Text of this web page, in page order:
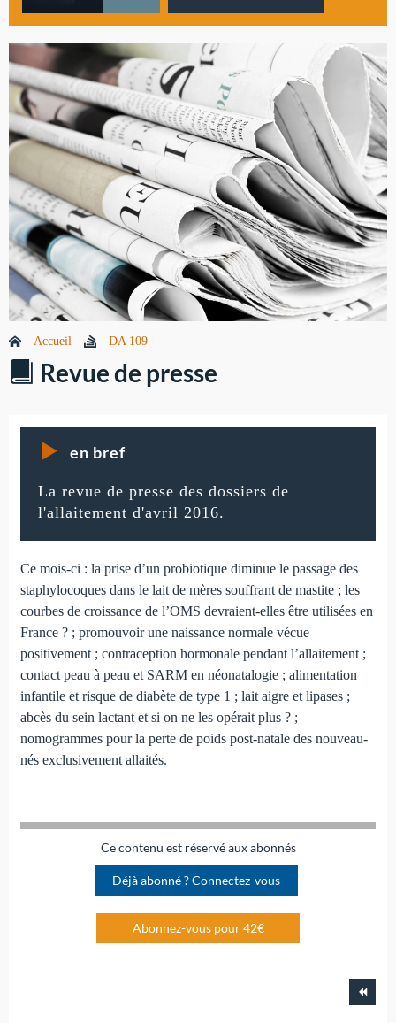
Accueil DA 109
Revue de presse
en bref
La revue de presse des dossiers de
l'allaitement d'avril 2016.
Ce mois-ci : la prise d’un probiotique diminue le passage des
staphylocoques dans le lait de mères souffrant de mastite ; les
courbes de croissance de l’OMS devraient-elles être utilisées en
France ? ; promouvoir une naissance normale vécue
positivement ; contraception hormonale pendant l’allaitement ;
contact peau à peau et SARM en néonatalogie ; alimentation
infantile et risque de diabète de type 1 ; lait aigre et lipases ;
abcès du sein lactant et si on ne les opérait plus ? ;
nomogrammes pour la perte de poids post-natale des nouveau-
nés exclusivement allaités.
Ce contenu est réservé aux abonnés
Déjà abonné ? Connectez-vous
Abonnez-vous pour 42€